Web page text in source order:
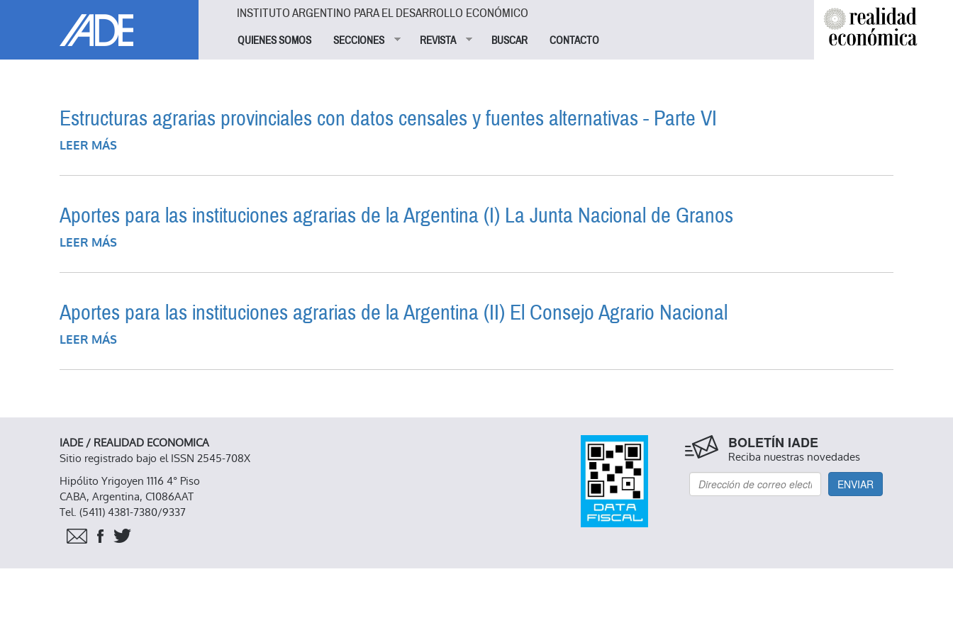
INSTITUTO ARGENTINO PARA EL DESARROLLO ECONÓMICO
QUIENES SOMOS SECCIONES REVISTA BUSCAR CONTACTO
Estructuras agrarias provinciales con datos censales y fuentes alternativas - Parte VI
LEER MÁS
Aportes para las instituciones agrarias de la Argentina (I) La Junta Nacional de Granos
LEER MÁS
Aportes para las instituciones agrarias de la Argentina (II) El Consejo Agrario Nacional
LEER MÁS
IADE / REALIDAD ECONOMICA
Sitio registrado bajo el ISSN 2545-708X
Hipólito Yrigoyen 1116 4° Piso
CABA, Argentina, C1086AAT
Tel. (5411) 4381-7380/9337
BOLETÍN IADE
Reciba nuestras novedades
ENVIAR